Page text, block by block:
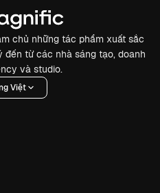
chủ những tác phẩm xuất sắc
đến từ các nhà sáng tạo, doanh
và studio.
Việt